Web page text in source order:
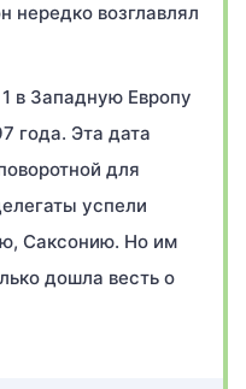
нередко возглавлял
в Западную Европу
года. Эта дата
для
успели
Саксонию. Но им
дошла весть о